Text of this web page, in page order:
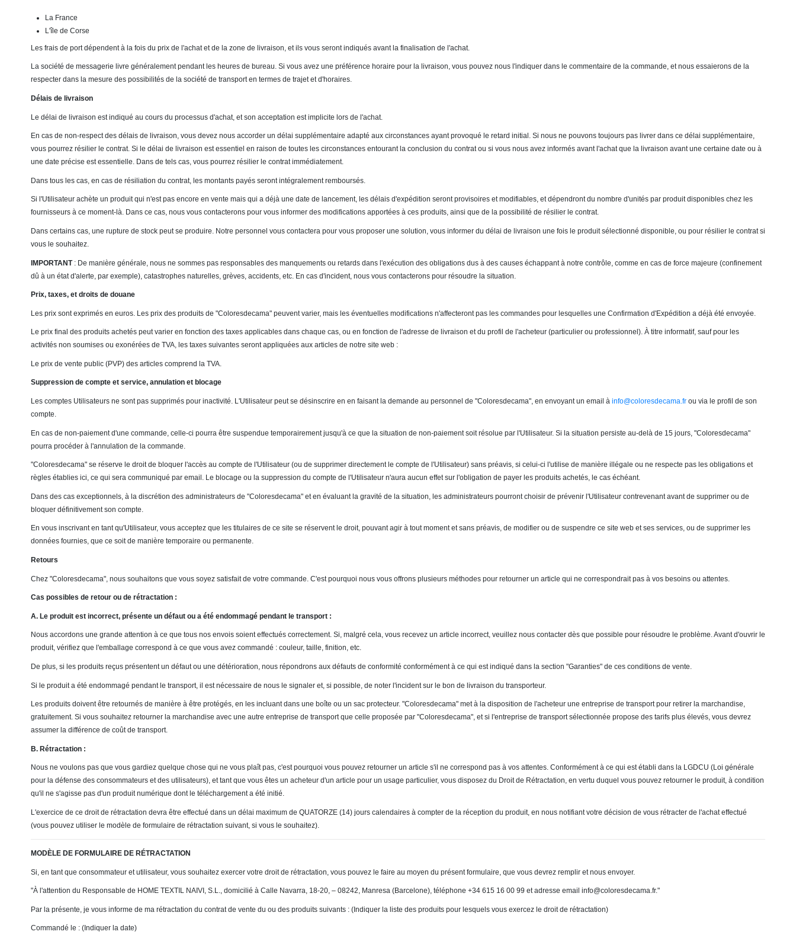
La France
L'île de Corse
Les frais de port dépendent à la fois du prix de l'achat et de la zone de livraison, et ils vous seront indiqués avant la finalisation de l'achat.
La société de messagerie livre généralement pendant les heures de bureau. Si vous avez une préférence horaire pour la livraison, vous pouvez nous l'indiquer dans le commentaire de la commande, et nous essaierons de la
respecter dans la mesure des possibilités de la société de transport en termes de trajet et d'horaires.
Délais de livraison
Le délai de livraison est indiqué au cours du processus d'achat, et son acceptation est implicite lors de l'achat.
En cas de non-respect des délais de livraison, vous devez nous accorder un délai supplémentaire adapté aux circonstances ayant provoqué le retard initial. Si nous ne pouvons toujours pas livrer dans ce délai supplémentaire,
vous pourrez résilier le contrat. Si le délai de livraison est essentiel en raison de toutes les circonstances entourant la conclusion du contrat ou si vous nous avez informés avant l'achat que la livraison avant une certaine date ou à
une date précise est essentielle. Dans de tels cas, vous pourrez résilier le contrat immédiatement.
Dans tous les cas, en cas de résiliation du contrat, les montants payés seront intégralement remboursés.
Si l'Utilisateur achète un produit qui n'est pas encore en vente mais qui a déjà une date de lancement, les délais d'expédition seront provisoires et modifiables, et dépendront du nombre d'unités par produit disponibles chez les
fournisseurs à ce moment-là. Dans ce cas, nous vous contacterons pour vous informer des modifications apportées à ces produits, ainsi que de la possibilité de résilier le contrat.
Dans certains cas, une rupture de stock peut se produire. Notre personnel vous contactera pour vous proposer une solution, vous informer du délai de livraison une fois le produit sélectionné disponible, ou pour résilier le contrat si
vous le souhaitez.
IMPORTANT: De manière générale, nous ne sommes pas responsables des manquements ou retards dans l'exécution des obligations dus à des causes échappant à notre contrôle, comme en cas de force majeure (confinement
dû à un état d'alerte, par exemple), catastrophes naturelles, grèves, accidents, etc. En cas d'incident, nous vous contacterons pour résoudre la situation.
Prix, taxes, et droits de douane
Les prix sont exprimés en euros. Les prix des produits de "Coloresdecama" peuvent varier, mais les éventuelles modifications n'affecteront pas les commandes pour lesquelles une Confirmation d'Expédition a déjà été envoyée.
Le prix final des produits achetés peut varier en fonction des taxes applicables dans chaque cas, ou en fonction de l'adresse de livraison et du profil de l'acheteur (particulier ou professionnel). À titre informatif, sauf pour les
activités non soumises ou exonérées de TVA, les taxes suivantes seront appliquées aux articles de notre site web :
Le prix de vente public (PVP) des articles comprend la TVA.
Suppression de compte et service, annulation et blocage
Les comptes Utilisateurs ne sont pas supprimés pour inactivité. L'Utilisateur peut se désinscrire en en faisant la demande au personnel de "Coloresdecama", en envoyant un email à info@coloresdecama.fr ou via le profil de son
compte.
En cas de non-paiement d'une commande, celle-ci pourra être suspendue temporairement jusqu'à ce que la situation de non-paiement soit résolue par l'Utilisateur. Si la situation persiste au-delà de 15 jours, "Coloresdecama"
pourra procéder à l'annulation de la commande.
"Coloresdecama" se réserve le droit de bloquer l'accès au compte de l'Utilisateur (ou de supprimer directement le compte de l'Utilisateur) sans préavis, si celui-ci l'utilise de manière illégale ou ne respecte pas les obligations et
règles établies ici, ce qui sera communiqué par email. Le blocage ou la suppression du compte de l'Utilisateur n'aura aucun effet sur l'obligation de payer les produits achetés, le cas échéant.
Dans des cas exceptionnels, à la discrétion des administrateurs de "Coloresdecama" et en évaluant la gravité de la situation, les administrateurs pourront choisir de prévenir l'Utilisateur contrevenant avant de supprimer ou de
bloquer définitivement son compte.
En vous inscrivant en tant qu'Utilisateur, vous acceptez que les titulaires de ce site se réservent le droit, pouvant agir à tout moment et sans préavis, de modifier ou de suspendre ce site web et ses services, ou de supprimer les
données fournies, que ce soit de manière temporaire ou permanente.
Retours
Chez "Coloresdecama", nous souhaitons que vous soyez satisfait de votre commande. C'est pourquoi nous vous offrons plusieurs méthodes pour retourner un article qui ne correspondrait pas à vos besoins ou attentes.
Cas possibles de retour ou de rétractation :
A. Le produit est incorrect, présente un défaut ou a été endommagé pendant le transport :
Nous accordons une grande attention à ce que tous nos envois soient effectués correctement. Si, malgré cela, vous recevez un article incorrect, veuillez nous contacter dès que possible pour résoudre le problème. Avant d'ouvrir le
produit, vérifiez que l'emballage correspond à ce que vous avez commandé : couleur, taille, finition, etc.
De plus, si les produits reçus présentent un défaut ou une détérioration, nous répondrons aux défauts de conformité conformément à ce qui est indiqué dans la section "Garanties" de ces conditions de vente.
Si le produit a été endommagé pendant le transport, il est nécessaire de nous le signaler et, si possible, de noter l'incident sur le bon de livraison du transporteur.
Les produits doivent être retournés de manière à être protégés, en les incluant dans une boîte ou un sac protecteur. "Coloresdecama" met à la disposition de l'acheteur une entreprise de transport pour retirer la marchandise,
gratuitement. Si vous souhaitez retourner la marchandise avec une autre entreprise de transport que celle proposée par "Coloresdecama", et si l'entreprise de transport sélectionnée propose des tarifs plus élevés, vous devrez
assumer la différence de coût de transport.
B. Rétractation :
Nous ne voulons pas que vous gardiez quelque chose qui ne vous plaît pas, c'est pourquoi vous pouvez retourner un article s'il ne correspond pas à vos attentes. Conformément à ce qui est établi dans la LGDCU (Loi générale
pour la défense des consommateurs et des utilisateurs), et tant que vous êtes un acheteur d'un article pour un usage particulier, vous disposez du Droit de Rétractation, en vertu duquel vous pouvez retourner le produit, à condition
qu'il ne s'agisse pas d'un produit numérique dont le téléchargement a été initié.
L'exercice de ce droit de rétractation devra être effectué dans un délai maximum de QUATORZE (14) jours calendaires à compter de la réception du produit, en nous notifiant votre décision de vous rétracter de l'achat effectué
(vous pouvez utiliser le modèle de formulaire de rétractation suivant, si vous le souhaitez).
MODÈLE DE FORMULAIRE DE RÉTRACTATION
Si, en tant que consommateur et utilisateur, vous souhaitez exercer votre droit de rétractation, vous pouvez le faire au moyen du présent formulaire, que vous devrez remplir et nous envoyer.
"À l'attention du Responsable de HOME TEXTIL NAIVI, S.L., domicilié à Calle Navarra, 18-20, – 08242, Manresa (Barcelone), téléphone +34 615 16 00 99 et adresse email info@coloresdecama.fr."
Par la présente, je vous informe de ma rétractation du contrat de vente du ou des produits suivants : (Indiquer la liste des produits pour lesquels vous exercez le droit de rétractation)
Commandé le : (Indiquer la date)